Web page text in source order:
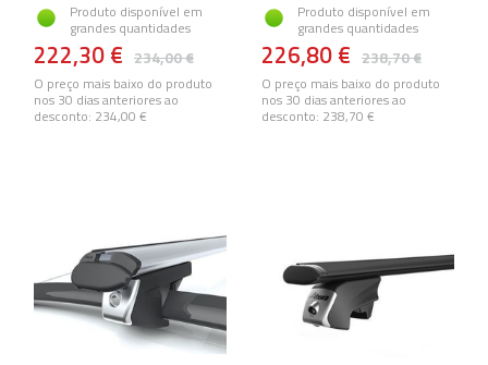
Produto disponível em
grandes quantidades
234,00 €
222,30 €
O preço mais baixo do produto
nos 30 dias anteriores ao
desconto: 234,00 €
Produto disponível em
grandes quantidades
238,70 €
226,80 €
O preço mais baixo do produto
nos 30 dias anteriores ao
desconto: 238,70 €